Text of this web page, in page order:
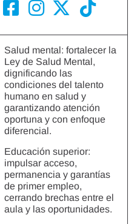
Salud mental: fortalecer la
Ley de Salud Mental,
dignificando las
condiciones del talento
humano en salud y
garantizando atención
oportuna y con enfoque
diferencial.
Educación superior:
impulsar acceso,
permanencia y garantías
de primer empleo,
cerrando brechas entre el
aula y las oportunidades.